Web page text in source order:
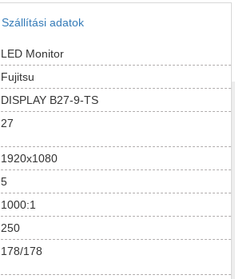
Szállítási adatok
LED Monitor
Fujitsu
DISPLAY B27-9-TS
27
1920x1080
5
1000:1
250
178/178